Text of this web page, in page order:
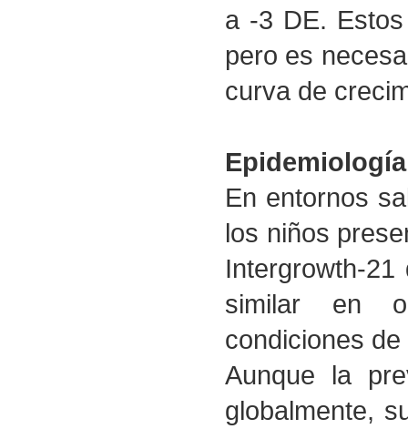
a -3 DE.
pero es
curva de
Epidemiología
En entornos
los niños
Intergrowth-
similar en
condiciones
Aunque la
globalmente,